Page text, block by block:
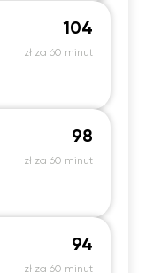
104
zł za 60 minut
98
zł za 60 minut
94
zł za 60 minut